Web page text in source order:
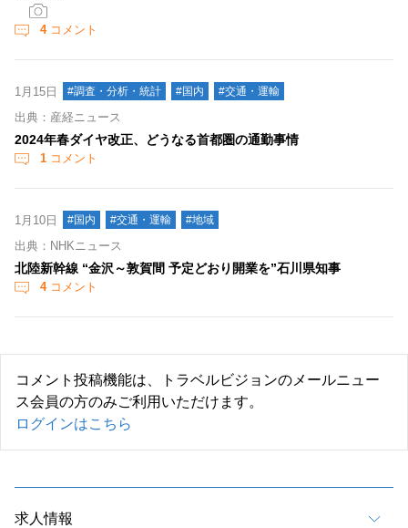
4コメント
1月15日 #調査・分析・統計 #国内 #交通・運輸
出典：産経ニュース
2024年春ダイヤ改正、どうなる首都圏の通勤事情
1 コメント
1月10日 #国内 #交通・運輸 #地域
出典：NHKニュース
北陸新幹線 “金沢～敦賀間 予定どおり開業を”石川県知事
4コメント
コメント投稿機能は、トラベルビジョンのメールニュー
ス会員の方のみご利用いただけます。
ログインはこちら
求人情報